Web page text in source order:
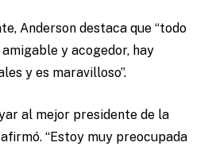
Anderson destaca que “todo
y acogedor, hay
y es maravilloso”.
al mejor presidente de la
“Estoy muy preocupada